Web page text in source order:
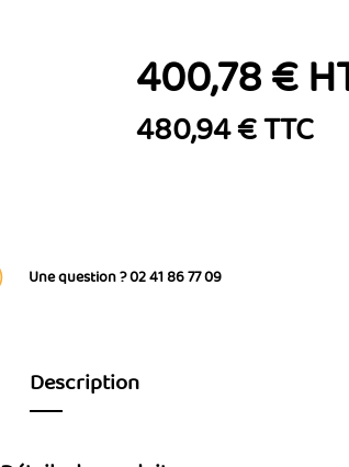
400,78 €
480,94 € TTC
Une question ? 02 41 86 77 09
Description